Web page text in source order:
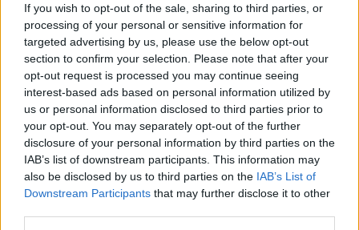
If you wish to opt-out of the sale, sharing to third parties, or
processing of your personal or sensitive information for
targeted advertising by us, please use the below opt-out
section to confirm your selection. Please note that after your
opt-out request is processed you may continue seeing
interest-based ads based on personal information utilized by
us or personal information disclosed to third parties prior to
your opt-out. You may separately opt-out of the further
disclosure of your personal information by third parties on the
IAB’s list of downstream participants. This information may
also be disclosed by us to third parties on the IAB’s List of
Downstream Participants that may further disclose it to other
Ελλάδα|21.06.2022 14:41
Λάρισα: Με φυλακή μοιάζει το σπίτι που
έμεινε έγκλειστη για 42 χρόνια η
γυναίκα - Είχαν γίνει καταγγελίες
Πολλά τα αναπάντητα ερωτήματα για το